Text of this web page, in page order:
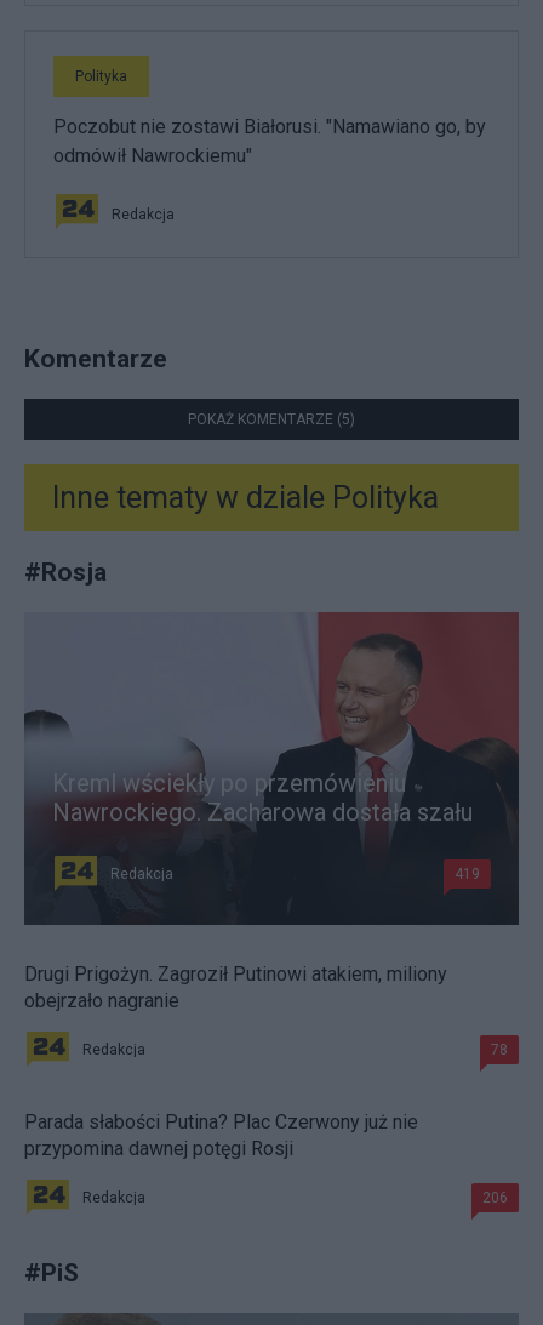
Polityka
Poczobut nie zostawi Białorusi. "Namawiano go, by
odmówił Nawrockiemu"
Redakcja
Komentarze
POKAŻ KOMENTARZE (5)
Inne tematy w dziale Polityka
#Rosja
Kreml wściekły po przemówieniu
Nawrockiego. Zacharowa dostała szału
Redakcja 419
Drugi Prigożyn. Zagroził Putinowi atakiem, miliony
obejrzało nagranie
Redakcja 78
Parada słabości Putina? Plac Czerwony już nie
przypomina dawnej potęgi Rosji
Redakcja 206
#PiS